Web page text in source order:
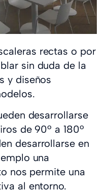
rectas o por
sin duda de la
y diseños
desarrollarse
de 90º a 180º
desarrollarse en
una
nos permite una
al entorno.